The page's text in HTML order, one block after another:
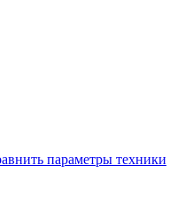
параметры техники